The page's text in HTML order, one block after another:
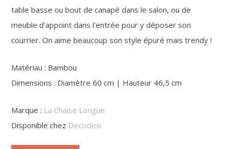
table basse ou bout de canapé dans le salon, ou de
meuble d'appoint dans l'entrée pour y déposer son
courrier. On aime beaucoup son style épuré mais trendy !
Matériau : Bambou
Dimensions : Diamètre 60 cm | Hauteur 46,5 cm
Marque : La Chaise Longue
Disponible chez Decoclico